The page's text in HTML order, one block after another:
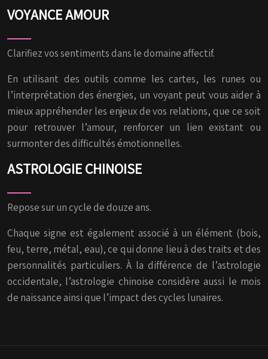
VOYANCE AMOUR
Clarifiez vos sentiments dans le domaine affectif.
En utilisant des outils comme les cartes, les runes ou
l’interprétation des énergies, un voyant peut vous aider à
mieux appréhender les enjeux de vos relations, que ce soit
pour retrouver l’amour, renforcer un lien existant ou
surmonter des difficultés émotionnelles.
ASTROLOGIE CHINOISE
Repose sur un cycle de douze ans.
Chaque signe est également associé à un élément (bois,
feu, terre, métal, eau), ce qui donne lieu à des traits et des
personnalités particuliers. À la différence de l’astrologie
occidentale, l’astrologie chinoise considère aussi le mois
de naissance ainsi que l’impact des cycles lunaires.